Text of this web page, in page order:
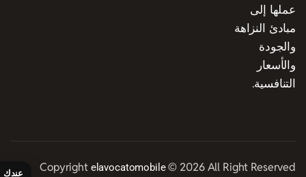
عملها إلى
مبادئ النزاهة
والجودة
والأسعار
التنافسية.
Copyright elavocatomobile© 2026 All Right Reserved